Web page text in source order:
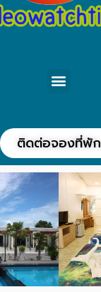
ติดต่อจองที่พัก